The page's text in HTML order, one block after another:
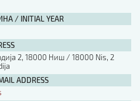
/ INITIAL YEAR
2, 18000 Ниш / 18000 Nis, 2
ADDRESS